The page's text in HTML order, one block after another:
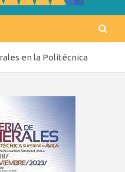
en la Politécnica